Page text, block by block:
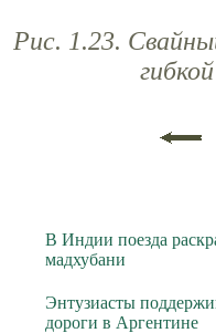
Рис. 1.23.
В Индии поезда
мадхубани
Энтузиасты
дороги в Аргентине